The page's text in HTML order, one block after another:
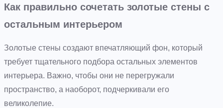
Как правильно сочетать золотые стены с
остальным интерьером
Золотые стены создают впечатляющий фон, который
требует тщательного подбора остальных элементов
интерьера. Важно, чтобы они не перегружали
пространство, а наоборот, подчеркивали его
великолепие.